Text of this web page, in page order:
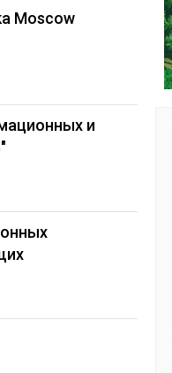
Moscow
и